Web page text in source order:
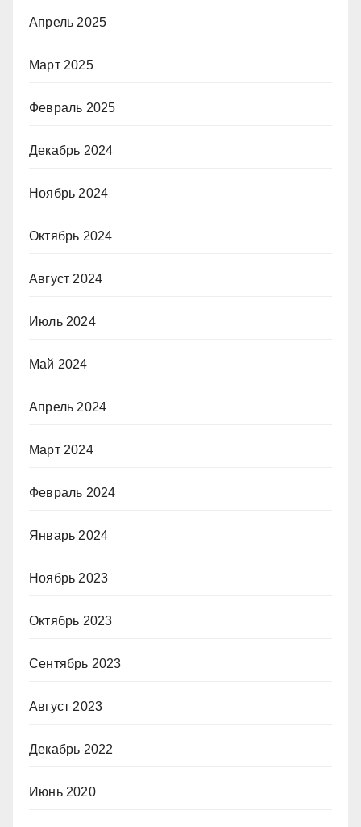
Апрель 2025
Март 2025
Февраль 2025
Декабрь 2024
Ноябрь 2024
Октябрь 2024
Август 2024
Июль 2024
Май 2024
Апрель 2024
Март 2024
Февраль 2024
Январь 2024
Ноябрь 2023
Октябрь 2023
Сентябрь 2023
Август 2023
Декабрь 2022
Июнь 2020